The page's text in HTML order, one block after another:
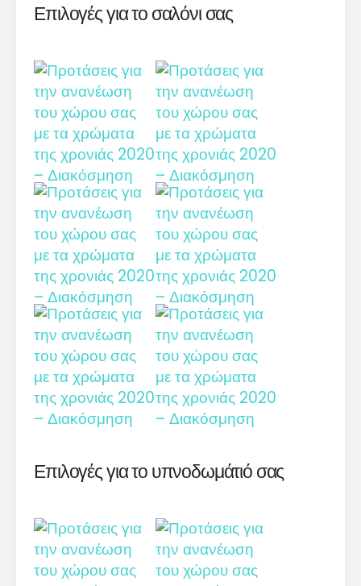
Επιλογές για το σαλόνι σας
Επιλογές για το υπνοδωμάτιό σας